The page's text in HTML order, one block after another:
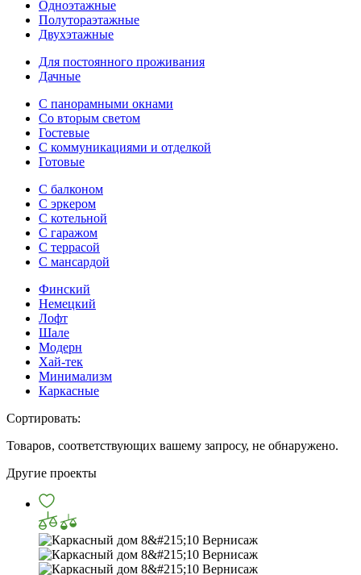
Одноэтажные
Полутораэтажные
Двухэтажные
Для постоянного проживания
Дачные
С панорамными окнами
Со вторым светом
Гостевые
С коммуникациями и отделкой
Готовые
С балконом
С эркером
С котельной
С гаражом
С террасой
С мансардой
Финский
Немецкий
Лофт
Шале
Модерн
Хай-тек
Минимализм
Каркасные
Сортировать:
Товаров, соответствующих вашему запросу, не обнаружено.
Другие проекты